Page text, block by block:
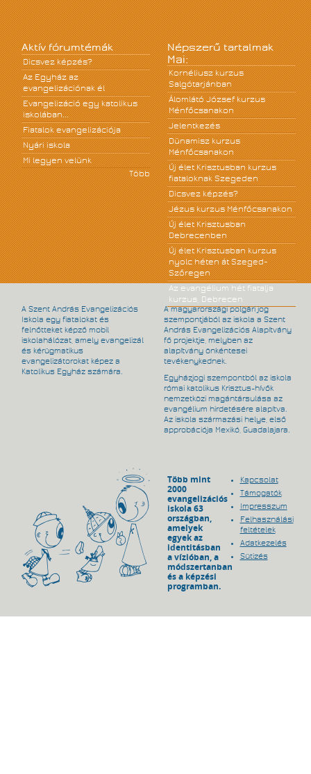
Aktív fórumtémák
Dicsvez képzés?
Az Egyház az
evangelizációnak él
Evangelizáció egy katolikus
iskolában...
Fiatalok evangelizációja
Nyári iskola
Mi legyen velünk
Több
Népszerű tartalmak
Mai:
Kornéliusz kurzus
Salgótarjánban
Álomlátó József kurzus
Ménfőcsanakon
Jelentkezés
Dünamisz kurzus
Ménfőcsanakon
Új élet Krisztusban kurzus
fiataloknak Szegeden
Dicsvez képzés?
Jézus kurzus Ménfőcsanakon
Új élet Krisztusban
Debrecenben
Új élet Krisztusban kurzus
nyolc héten át Szeged-
Szőregen
Az evangélium hét fiatalja
kurzus, Debrecen
A Szent András Evangelizációs
Iskola egy fiatalokat és
felnőtteket képző mobil
iskolahálózat, amely evangelizál
és kérügmatikus
evangelizátorokat képez a
Katolikus Egyház számára.
A magyarországi polgári jog
szempontjából az iskola a Szent
András Evangelizációs Alapítvány
fő projektje, melyben az
alapítvány önkéntesei
tevékenykednek.
Egyházjogi szempontból az iskola
római katolikus Krisztus-hívők
nemzetközi magántársulása az
evangélium hirdetésére alapítva.
Az iskola származási helye, első
approbációja Mexikó, Guadalajara.
Több mint
2000
evangelizációs
iskola 63
országban,
amelyek
egyek az
identitásban
a vízióban, a
módszertanban
és a képzési
programban.
Kapcsolat
Támogatók
Impresszum
Felhasználási
feltételek
Adatkezelés
Sütizés